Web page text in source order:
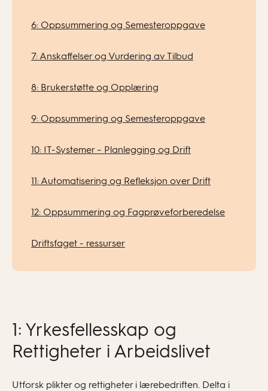
6: Oppsummering og Semesteroppgave
7: Anskaffelser og Vurdering av Tilbud
8: Brukerstøtte og Opplæring
9: Oppsummering og Semesteroppgave
10: IT-Systemer – Planlegging og Drift
11: Automatisering og Refleksjon over Drift
12: Oppsummering og Fagprøveforberedelse
Driftsfaget - ressurser
1: Yrkesfellesskap og
Rettigheter i Arbeidslivet
Utforsk plikter og rettigheter i lærebedriften. Delta i